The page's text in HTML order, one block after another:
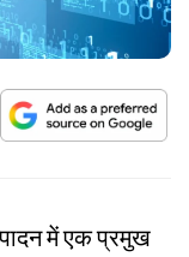
में एक प्रमुख